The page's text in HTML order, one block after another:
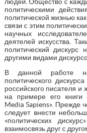
политическими
политической жизнью
связи с этим
научных
деятелей искусства.
политический дискурс
другими видами
В данной работе
политического
российского писателя
на примере его книги
Media Sapiens». Прежде
следует внести
«политических
взаимосвязь друг с